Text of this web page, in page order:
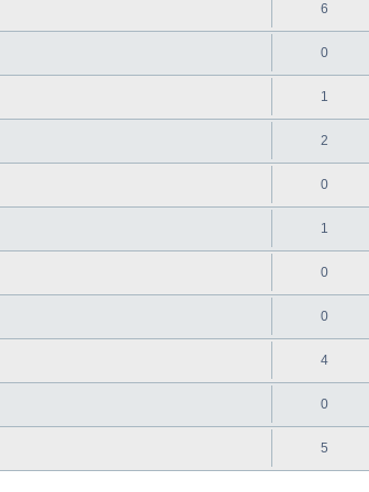
6
0
1
2
0
1
0
0
4
0
5